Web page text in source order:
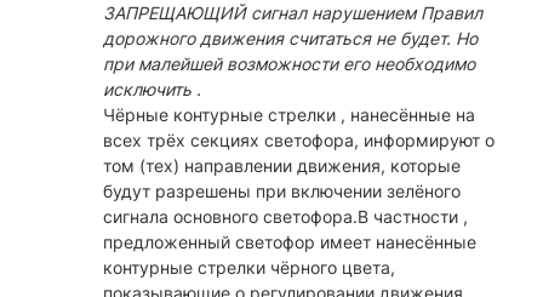
ЗАПРЕЩАЮЩИЙ сигнал нарушением Правил
дорожного движения считаться не будет. Но
при малейшей возможности его необходимо
исключить .
Чёрные контурные стрелки , нанесённые на
всех трёх секциях светофора, информируют о
том (тех) направлении движения, которые
будут разрешены при включении зелёного
сигнала основного светофора.В частности ,
предложенный светофор имеет нанесённые
контурные стрелки чёрного цвета,
показывающие о регулировании движения